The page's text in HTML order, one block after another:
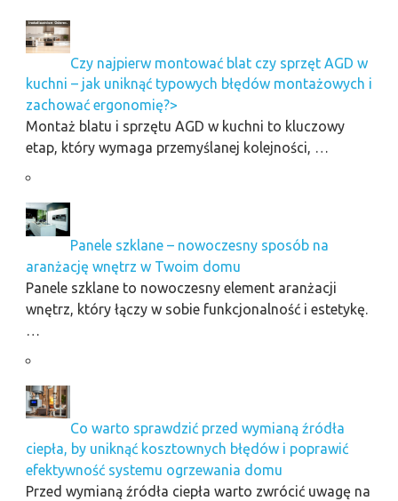
Czy najpierw montować blat czy sprzęt AGD w
kuchni – jak uniknąć typowych błędów montażowych i
zachować ergonomię?>
Montaż blatu i sprzętu AGD w kuchni to kluczowy
etap, który wymaga przemyślanej kolejności, …
Panele szklane – nowoczesny sposób na
aranżację wnętrz w Twoim domu
Panele szklane to nowoczesny element aranżacji
wnętrz, który łączy w sobie funkcjonalność i estetykę.
…
Co warto sprawdzić przed wymianą źródła
ciepła, by uniknąć kosztownych błędów i poprawić
efektywność systemu ogrzewania domu
Przed wymianą źródła ciepła warto zwrócić uwagę na